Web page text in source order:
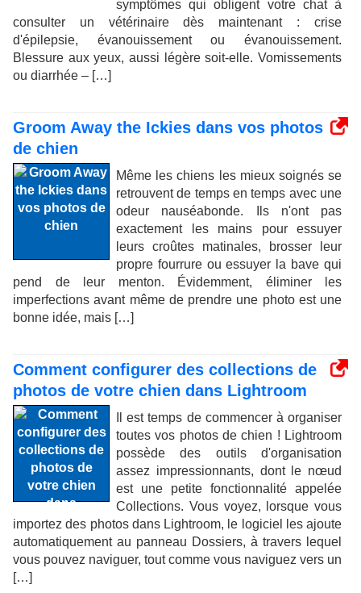
symptômes qui obligent votre chat à
consulter un vétérinaire dès maintenant : crise
d'épilepsie, évanouissement ou évanouissement.
Blessure aux yeux, aussi légère soit-elle. Vomissements
ou diarrhée – […]
Groom Away the Ickies dans vos photos
de chien
Même les chiens les mieux soignés se
retrouvent de temps en temps avec une
odeur nauséabonde. Ils n'ont pas
exactement les mains pour essuyer
leurs croûtes matinales, brosser leur
propre fourrure ou essuyer la bave qui
pend de leur menton. Évidemment, éliminer les
imperfections avant même de prendre une photo est une
bonne idée, mais […]
Comment configurer des collections de
photos de votre chien dans Lightroom
Il est temps de commencer à organiser
toutes vos photos de chien ! Lightroom
possède des outils d'organisation
assez impressionnants, dont le nœud
est une petite fonctionnalité appelée
Collections. Vous voyez, lorsque vous
importez des photos dans Lightroom, le logiciel les ajoute
automatiquement au panneau Dossiers, à travers lequel
vous pouvez naviguer, tout comme vous naviguez vers un
[…]